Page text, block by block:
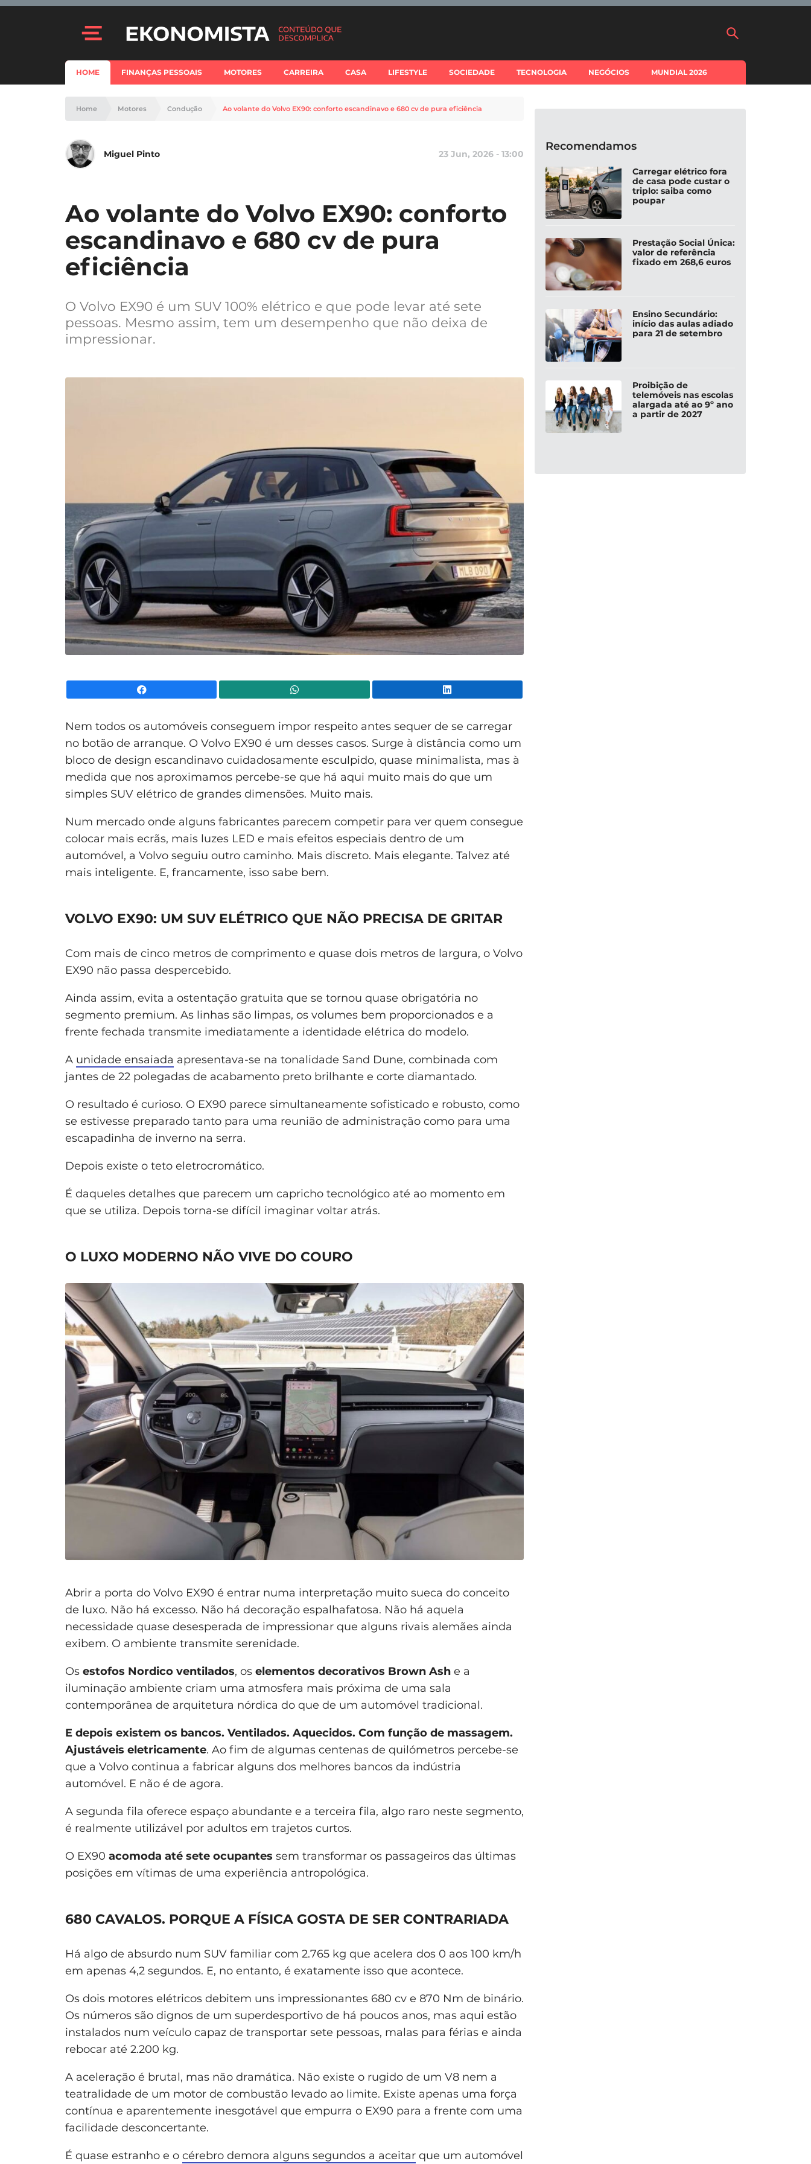
HOME FINANÇAS PESSOAIS MOTORES CARREIRA CASA LIFESTYLE SOCIEDADE TECNOLOGIA NEGÓCIOS MUNDIAL 2026
Home Motores Condução Ao volante do Volvo EX90: conforto escandinavo e 680 cv de pura eficiência
Miguel Pinto 23 Jun, 2026 - 13:00
Ao volante do Volvo EX90: conforto
escandinavo e 680 cv de pura
eficiência
O Volvo EX90 é um SUV 100% elétrico e que pode levar até sete
pessoas. Mesmo assim, tem um desempenho que não deixa de
impressionar.
Nem todos os automóveis conseguem impor respeito antes sequer de se carregar
no botão de arranque. O Volvo EX90 é um desses casos. Surge à distância como um
bloco de design escandinavo cuidadosamente esculpido, quase minimalista, mas à
medida que nos aproximamos percebe-se que há aqui muito mais do que um
simples SUV elétrico de grandes dimensões. Muito mais.
Num mercado onde alguns fabricantes parecem competir para ver quem consegue
colocar mais ecrãs, mais luzes LED e mais efeitos especiais dentro de um
automóvel, a Volvo seguiu outro caminho. Mais discreto. Mais elegante. Talvez até
mais inteligente. E, francamente, isso sabe bem.
VOLVO EX90: UM SUV ELÉTRICO QUE NÃO PRECISA DE GRITAR
Com mais de cinco metros de comprimento e quase dois metros de largura, o Volvo
EX90 não passa despercebido.
Ainda assim, evita a ostentação gratuita que se tornou quase obrigatória no
segmento premium. As linhas são limpas, os volumes bem proporcionados e a
frente fechada transmite imediatamente a identidade elétrica do modelo.
A unidade ensaiada apresentava-se na tonalidade Sand Dune, combinada com
jantes de 22 polegadas de acabamento preto brilhante e corte diamantado.
O resultado é curioso. O EX90 parece simultaneamente sofisticado e robusto, como
se estivesse preparado tanto para uma reunião de administração como para uma
escapadinha de inverno na serra.
Depois existe o teto eletrocromático.
É daqueles detalhes que parecem um capricho tecnológico até ao momento em
que se utiliza. Depois torna-se difícil imaginar voltar atrás.
O LUXO MODERNO NÃO VIVE DO COURO
Abrir a porta do Volvo EX90 é entrar numa interpretação muito sueca do conceito
de luxo. Não há excesso. Não há decoração espalhafatosa. Não há aquela
necessidade quase desesperada de impressionar que alguns rivais alemães ainda
exibem. O ambiente transmite serenidade.
Os estofos Nordico ventilados, os elementos decorativos Brown Ash e a
iluminação ambiente criam uma atmosfera mais próxima de uma sala
contemporânea de arquitetura nórdica do que de um automóvel tradicional.
E depois existem os bancos. Ventilados. Aquecidos. Com função de massagem.
Ajustáveis eletricamente. Ao fim de algumas centenas de quilómetros percebe-se
que a Volvo continua a fabricar alguns dos melhores bancos da indústria
automóvel. E não é de agora.
A segunda fila oferece espaço abundante e a terceira fila, algo raro neste segmento,
é realmente utilizável por adultos em trajetos curtos.
O EX90 acomoda até sete ocupantes sem transformar os passageiros das últimas
posições em vítimas de uma experiência antropológica.
680 CAVALOS. PORQUE A FÍSICA GOSTA DE SER CONTRARIADA
Há algo de absurdo num SUV familiar com 2.765 kg que acelera dos 0 aos 100 km/h
em apenas 4,2 segundos. E, no entanto, é exatamente isso que acontece.
Os dois motores elétricos debitem uns impressionantes 680 cv e 870 Nm de binário.
Os números são dignos de um superdesportivo de há poucos anos, mas aqui estão
instalados num veículo capaz de transportar sete pessoas, malas para férias e ainda
rebocar até 2.200 kg.
A aceleração é brutal, mas não dramática. Não existe o rugido de um V8 nem a
teatralidade de um motor de combustão levado ao limite. Existe apenas uma força
contínua e aparentemente inesgotável que empurra o EX90 para a frente com uma
facilidade desconcertante.
É quase estranho e o cérebro demora alguns segundos a aceitar que um automóvel
Recomendamos
Carregar elétrico fora
de casa pode custar o
triplo: saiba como
poupar
Prestação Social Única:
valor de referência
fixado em 268,6 euros
Ensino Secundário:
início das aulas adiado
para 21 de setembro
Proibição de
telemóveis nas escolas
alargada até ao 9º ano
a partir de 2027